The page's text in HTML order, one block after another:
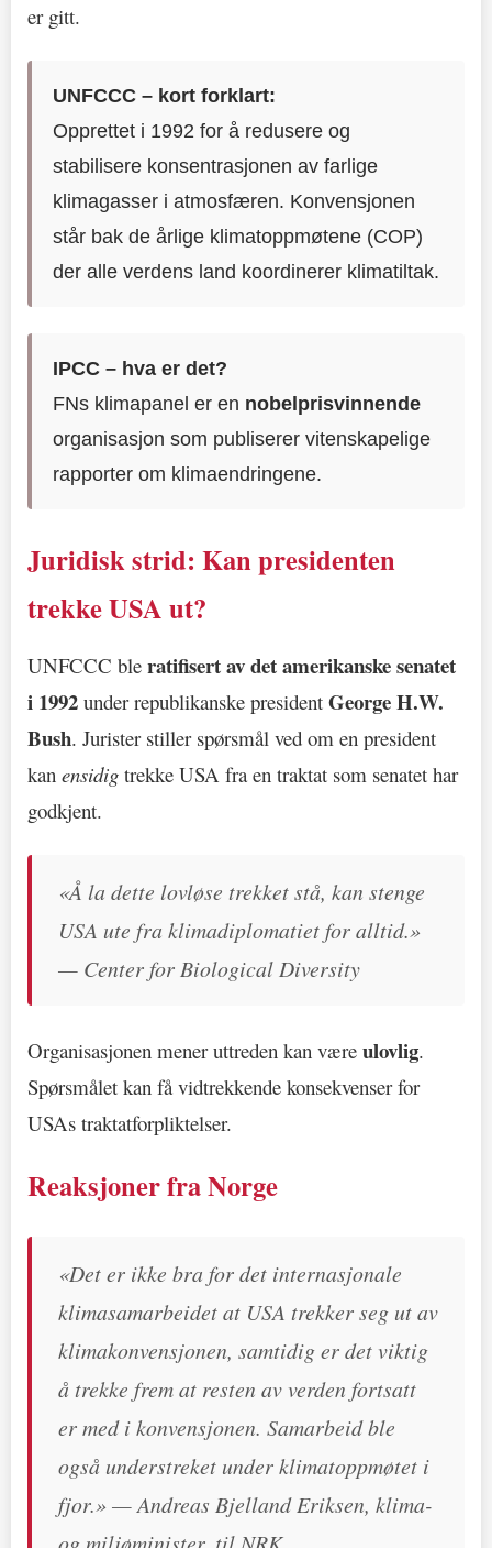
er gitt.
UNFCCC – kort forklart:
Opprettet i 1992 for å redusere og
stabilisere konsentrasjonen av farlige
klimagasser i atmosfæren. Konvensjonen
står bak de årlige klimatoppmøtene (COP)
der alle verdens land koordinerer klimatiltak.
IPCC – hva er det?
FNs klimapanel er en nobelprisvinnende
organisasjon som publiserer vitenskapelige
rapporter om klimaendringene.
Juridisk strid: Kan presidenten
trekke USA ut?
UNFCCC ble ratifisert av det amerikanske senatet
i 1992 under republikanske president George H.W.
Bush. Jurister stiller spørsmål ved om en president
kan ensidig trekke USA fra en traktat som senatet har
godkjent.
«Å la dette lovløse trekket stå, kan stenge
USA ute fra klimadiplomatiet for alltid.»
— Center for Biological Diversity
Organisasjonen mener uttreden kan være ulovlig.
Spørsmålet kan få vidtrekkende konsekvenser for
USAs traktatforpliktelser.
Reaksjoner fra Norge
«Det er ikke bra for det internasjonale
klimasamarbeidet at USA trekker seg ut av
klimakonvensjonen, samtidig er det viktig
å trekke frem at resten av verden fortsatt
er med i konvensjonen. Samarbeid ble
også understreket under klimatoppmøtet i
fjor.» — Andreas Bjelland Eriksen, klima-